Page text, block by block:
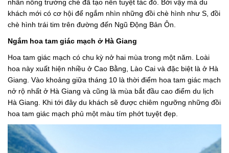
nhân nông trường chè đã tạo nên tuyệt tác đó. Bởi vậy mà du
khách mới có cơ hội để ngắm nhìn những đồi chè hình như S, đồi
chè hình trái tim trên đường đến Ngũ Động Bản Ôn.
Ngắm hoa tam giác mạch ở Hà Giang
Hoa tam giác mạch có chu kỳ nở hai mùa trong một năm. Loài
hoa này xuất hiện nhiều ở Cao Bằng, Lào Cai và đặc biệt là ở Hà
Giang. Vào khoảng giữa tháng 10 là thời điểm hoa tam giác mạch
nở rộ nhất ở Hà Giang và cũng là mùa bắt đầu cao điểm du lịch
Hà Giang. Khi tới đây du khách sẽ được chiêm ngưỡng những đồi
hoa tam giác mạch phủ một màu tím phớt tuyệt đẹp.